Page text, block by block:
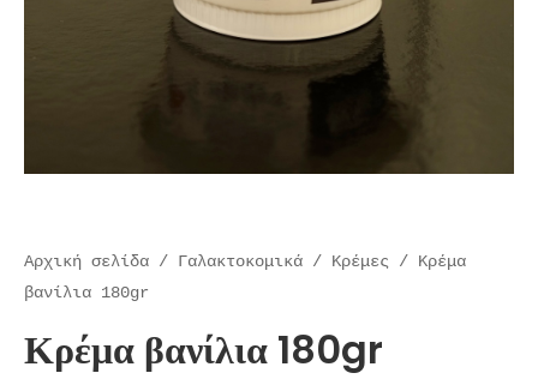
Αρχική σελίδα / Γαλακτοκομικά / Kρέμες / Κρέμα
βανίλια 180gr
Κρέμα βανίλια 180gr